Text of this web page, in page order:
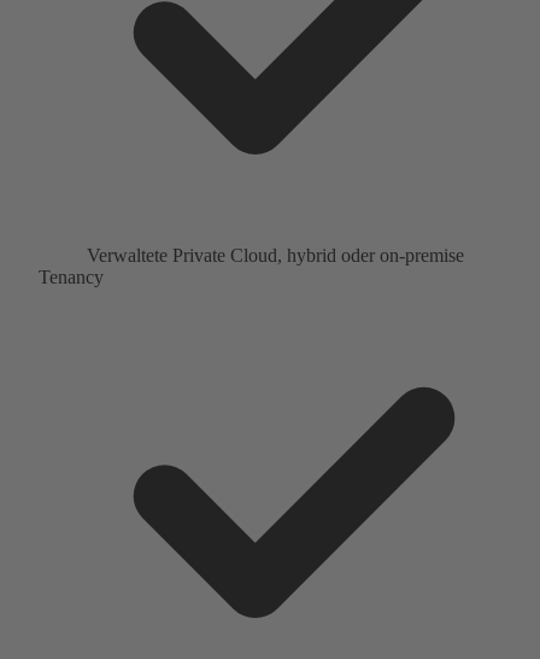
Verwaltete Private Cloud, hybrid oder on-premise
Tenancy